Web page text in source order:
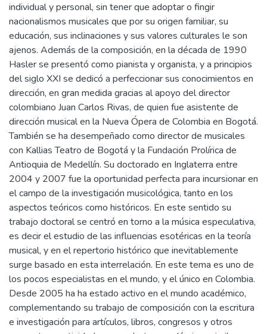
individual y personal, sin tener que adoptar o fingir
nacionalismos musicales que por su origen familiar, su
educación, sus inclinaciones y sus valores culturales le son
ajenos. Además de la composición, en la década de 1990
Hasler se presentó como pianista y organista, y a principios
del siglo XXI se dedicó a perfeccionar sus conocimientos en
dirección, en gran medida gracias al apoyo del director
colombiano Juan Carlos Rivas, de quien fue asistente de
dirección musical en la Nueva Ópera de Colombia en Bogotá.
También se ha desempeñado como director de musicales
con Kallias Teatro de Bogotá y la Fundación Prolírica de
Antioquia de Medellín. Su doctorado en Inglaterra entre
2004 y 2007 fue la oportunidad perfecta para incursionar en
el campo de la investigación musicológica, tanto en los
aspectos teóricos como históricos. En este sentido su
trabajo doctoral se centró en torno a la música especulativa,
es decir el estudio de las influencias esotéricas en la teoría
musical, y en el repertorio histórico que inevitablemente
surge basado en esta interrelación. En este tema es uno de
los pocos especialistas en el mundo, y el único en Colombia.
Desde 2005 ha ha estado activo en el mundo académico,
complementando su trabajo de composición con la escritura
e investigación para artículos, libros, congresos y otros